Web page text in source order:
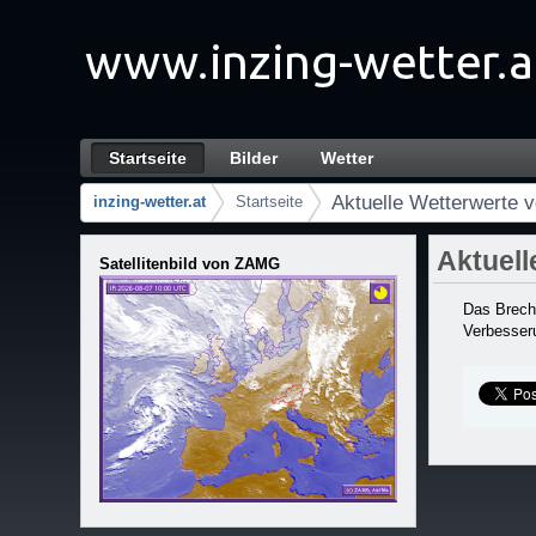
Aktuelle Wetterwerte vom Brechten
导航
Startseite Bilder Wetter
路径导航
inzing-wetter.at Startseite Aktuelle Wetterwerte
Satellitenbild von ZAMG
Das